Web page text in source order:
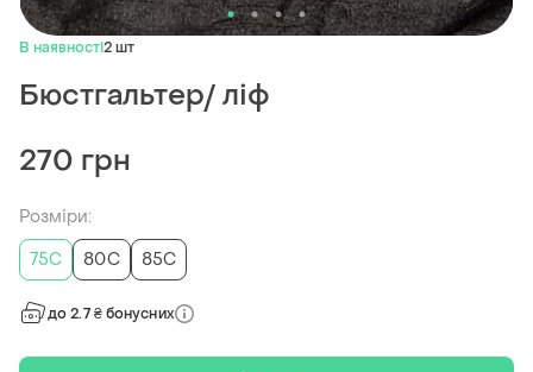
В наявності2 шт
Бюстгальтер/ ліф
270 грн
Розміри:
75C
80C 85C
до 2.7 ₴ бонусних